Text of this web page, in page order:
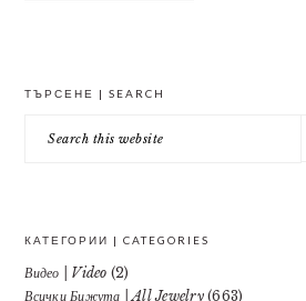
ТЪРСЕНЕ | SEARCH
this
КАТЕГОРИИ | CATEGORIES
Видео | Video (2)
Всички Бижута | All Jewelry(663)